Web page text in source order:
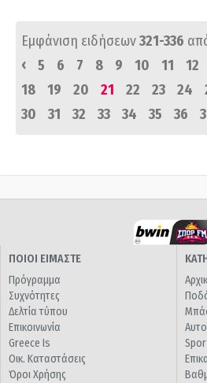
Εμφάνιση ειδήσεων321-336
‹
5 6 7 8 9 10 11 12
18
19 20 21 22 23 24
30
31 32 33 34 35 36
ΠΟΙΟΙ ΕΙΜΑΣΤΕ
Πρόγραμμα
Συχνότητες
Δελτία τύπου
Επικοινωνία
Greece Is
Οικ. Καταστάσεις
Όροι Χρήσης